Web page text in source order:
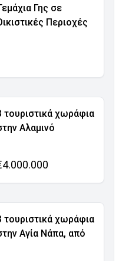
Γης σε
Περιοχές
τουριστικά χωράφια
Αλαμινό
τουριστικά χωράφια
Αγία Νάπα, από